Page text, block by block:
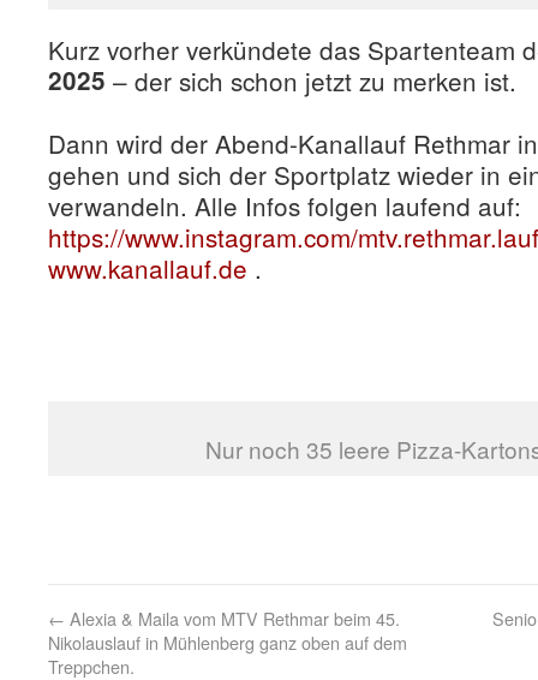
Kurz vorher verkündete das Spartenteam
2025 – der sich schon jetzt zu merken ist.
Dann wird der Abend-Kanallauf Rethmar
gehen und sich der Sportplatz wieder in
verwandeln. Alle Infos folgen laufend auf:
https://www.instagram.com/
www.kanallauf.de .
Nur noch 35 leere Pizza-
← Alexia & Maila vom MTV Rethmar beim 45.
Nikolauslauf in Mühlenberg ganz oben auf dem
Treppchen.